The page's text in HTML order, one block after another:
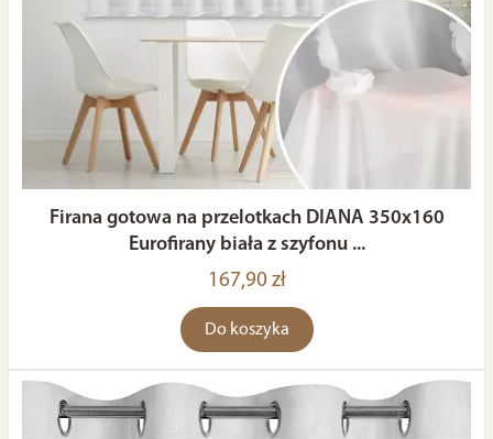
Firana gotowa na przelotkach DIANA 350x160
Eurofirany biała z szyfonu ...
167,90 zł
Do koszyka